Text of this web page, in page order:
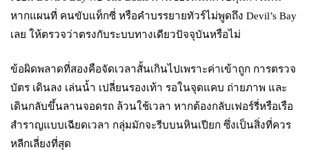
หากแผนที่ คนขับแท็กซี่ หรือคำบรรยายทัวร์ไม่พูดถึง Devil’s Bay
เลย ให้ตรวจว่าตรงกับระบบทางเดียวปัจจุบันหรือไม่
ข้อผิดพลาดที่สองคือจัดเวลาสั้นเกินไปเพราะค่าเข้าถูก การตรวจ
บัตร เดินลง เล่นน้ำ เปลี่ยนรองเท้า รอในจุดแคบ ถ่ายภาพ และ
เดินกลับขึ้นลานจอดรถ ล้วนใช้เวลา หากต้องกลับเฟอร์รี่หรือเรือ
สำราญแบบเฉียดเวลา กลุ่มมักจะรีบบนหินเปียก ซึ่งเป็นสิ่งที่ควร
หลีกเลี่ยงที่สุด